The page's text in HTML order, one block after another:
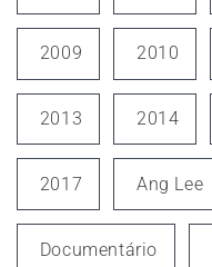
2009 2010
2013 2014
2017 Ang Lee
Documentário